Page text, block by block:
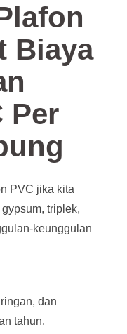
Biaya
Per
PVC jika kita
triplek,
keunggulan
dan
tahun.